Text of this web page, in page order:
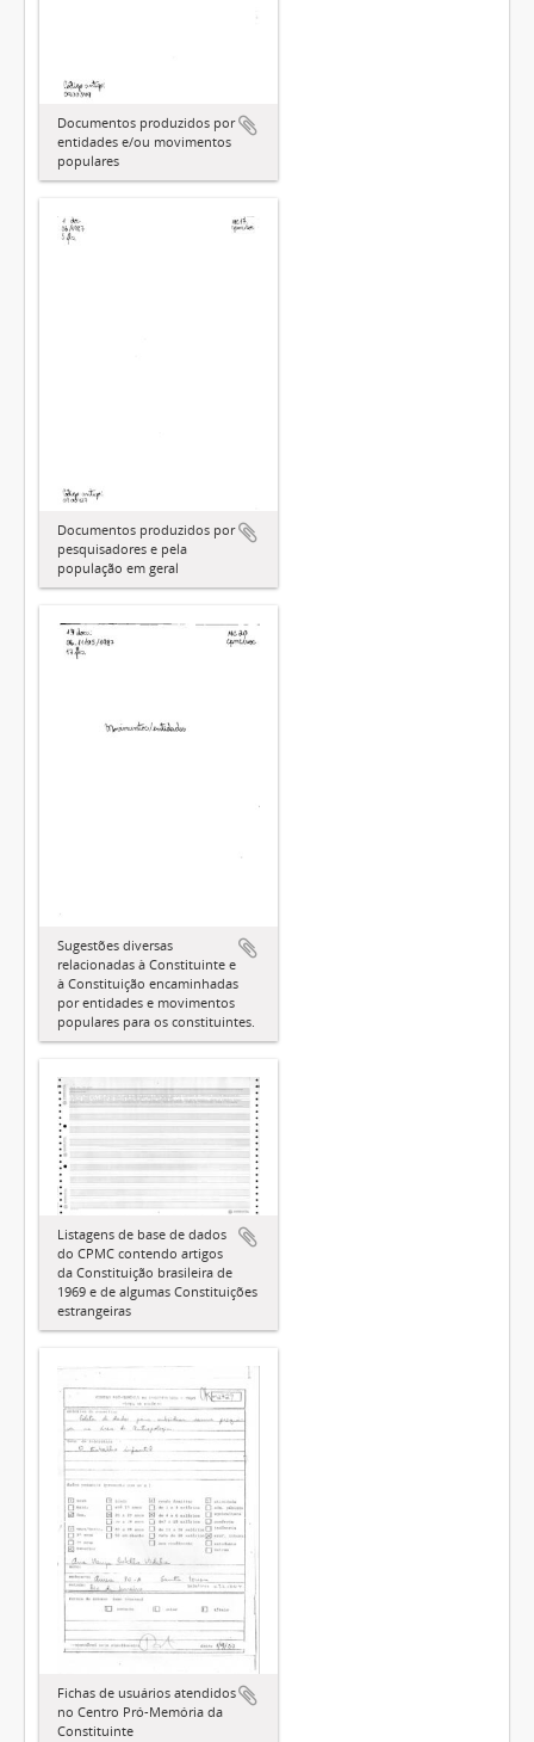
Documentos produzidos por
entidades e/ou movimentos
populares
Documentos produzidos por
pesquisadores e pela
população em geral
Sugestões diversas
relacionadas à Constituinte e
à Constituição encaminhadas
por entidades e movimentos
populares para os constituintes.
Listagens de base de dados
do CPMC contendo artigos
da Constituição brasileira de
1969 e de algumas Constituições
estrangeiras
Fichas de usuários atendidos
no Centro Pró-Memória da
Constituinte